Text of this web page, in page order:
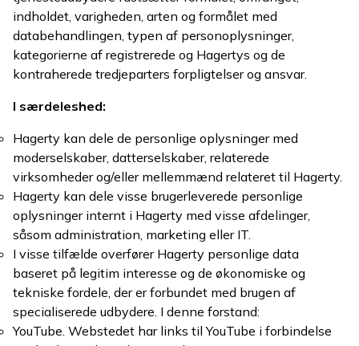
indholdet, varigheden, arten og formålet med
databehandlingen, typen af personoplysninger,
kategorierne af registrerede og Hagertys og de
kontraherede tredjeparters forpligtelser og ansvar.
I særdeleshed:
Hagerty kan dele de personlige oplysninger med
moderselskaber, datterselskaber, relaterede
virksomheder og/eller mellemmænd relateret til Hagerty.
Hagerty kan dele visse brugerleverede personlige
oplysninger internt i Hagerty med visse afdelinger,
såsom administration, marketing eller IT.
I visse tilfælde overfører Hagerty personlige data
baseret på legitim interesse og de økonomiske og
tekniske fordele, der er forbundet med brugen af
specialiserede udbydere. I denne forstand:
YouTube. Webstedet har links til YouTube i forbindelse